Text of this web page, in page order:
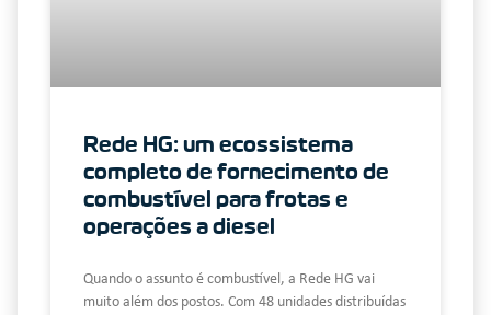
Rede HG: um ecossistema
completo de fornecimento de
combustível para frotas e
operações a diesel
Quando o assunto é combustível, a Rede HG vai
muito além dos postos. Com 48 unidades distribuídas